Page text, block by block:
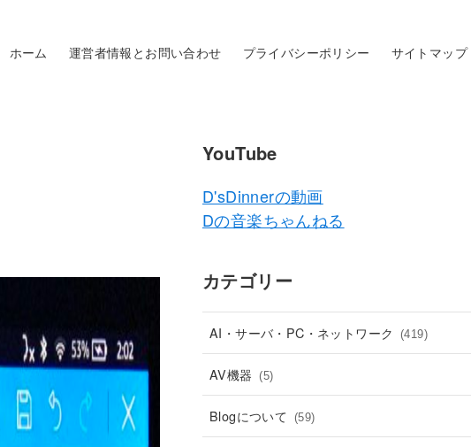
ホーム 運営者情報とお問い合わせ プライバシーポリシー サイトマップ
YouTube
D'sDinnerの動画
Dの音楽ちゃんねる
カテゴリー
AI・サーバ・PC・ネットワーク (419)
AV機器 (5)
Blogについて (59)